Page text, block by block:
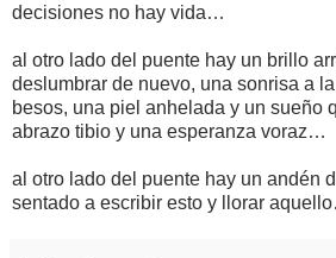
decisiones no hay vida…
al otro lado del puente hay un brillo
deslumbrar de nuevo, una sonrisa a
besos, una piel anhelada y un sueño
abrazo tibio y una esperanza voraz…
al otro lado del puente hay un andén
sentado a escribir esto y llorar